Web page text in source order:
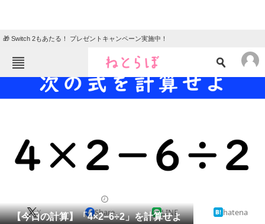
🎁 Switch 2もあたる！ プレゼントキャンペーン実施中！
ねとらぼメニュー
TOP ニュース
グルメ
教育・育児
会員記事
【今日の計算】「4×2−6÷2」を計算せよ
X Share LINE hatena